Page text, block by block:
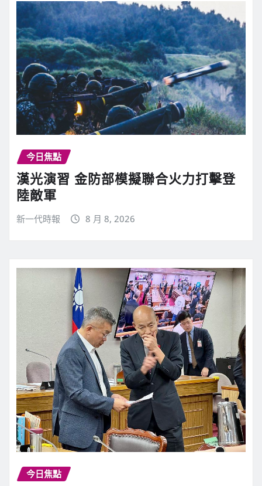
今日焦點
漢光演習 金防部模擬聯合火力打擊登
陸敵軍
新一代時報 8 月 8, 2026
今日焦點